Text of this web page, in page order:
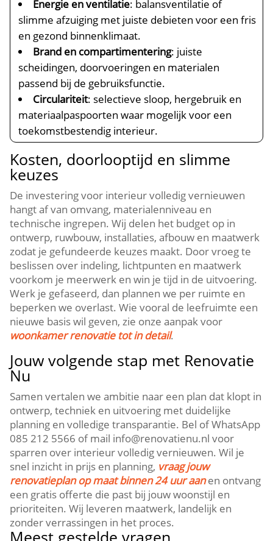
Energie en ventilatie: balansventilatie of
slimme afzuiging met juiste debieten voor een fris
en gezond binnenklimaat.​
Brand en compartimentering: juiste
scheidingen, doorvoeringen en materialen
passend bij de gebruiksfunctie.​
Circulariteit: selectieve sloop, hergebruik en
materiaalpaspoorten waar mogelijk voor een
toekomstbestendig interieur.​
Kosten, doorlooptijd en slimme
keuzes
De investering voor interieur volledig vernieuwen
hangt af van omvang, materialenniveau en
technische ingrepen.​ Wij delen het budget op in
ontwerp, ruwbouw, installaties, afbouw en maatwerk
zodat je gefundeerde keuzes maakt.​ Door vroeg te
beslissen over indeling, lichtpunten en maatwerk
voorkom je meerwerk en win je tijd in de uitvoering.​
Werk je gefaseerd, dan plannen we per ruimte en
beperken we overlast.​ Wie vooral de leefruimte een
nieuwe basis wil geven, zie onze aanpak voor
woonkamer renovatie tot in detail.​
Jouw volgende stap met Renovatie
Nu
Samen vertalen we ambitie naar een plan dat klopt in
ontwerp, techniek en uitvoering met duidelijke
planning en volledige transparantie.​ Bel of WhatsApp
085 212 5566 of mail info@renovatienu.​nl voor
sparren over interieur volledig vernieuwen.​ Wil je
snel inzicht in prijs en planning, vraag jouw
renovatieplan op maat binnen 24 uur aanen ontvang
een gratis offerte die past bij jouw woonstijl en
prioriteiten.​ Wij leveren maatwerk, landelijk en
zonder verrassingen in het proces.​
Meest gestelde vragen